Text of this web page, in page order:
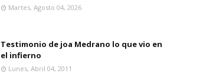
Martes, Agosto 04, 2026
Testimonio de joa Medrano lo que vio en
el infierno
Lunes, Abril 04, 2011